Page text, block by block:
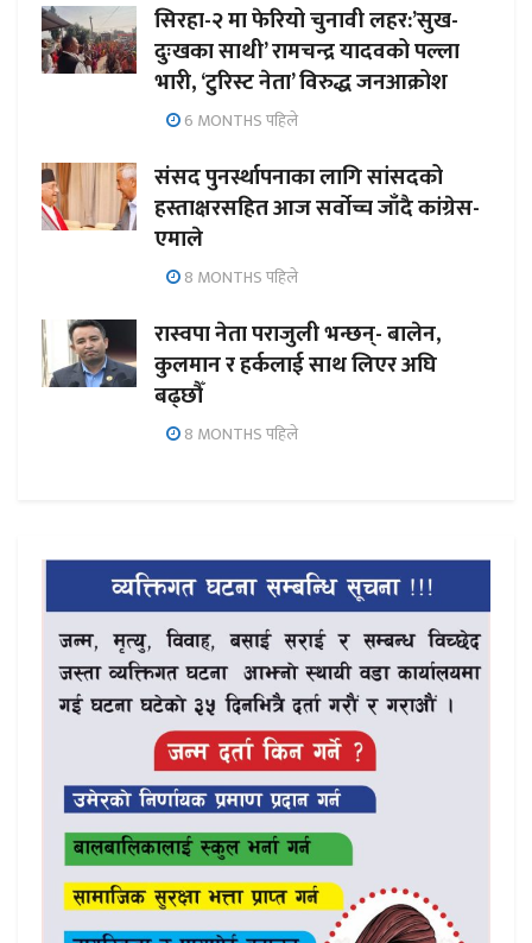
सिरहा-२ मा फेरियो चुनावी लहर:’सुख-
दुःखका साथी’ रामचन्द्र यादवको पल्ला
भारी, ‘टुरिस्ट नेता’ विरुद्ध जनआक्रोश
6 MONTHS पहिले
संसद पुनर्स्थापनाका लागि सांसदको
हस्ताक्षरसहित आज सर्वोच्च जाँदै कांग्रेस-
एमाले
8 MONTHS पहिले
रास्वपा नेता पराजुली भन्छन्- बालेन,
कुलमान र हर्कलाई साथ लिएर अघि
बढ्छौँ
8 MONTHS पहिले